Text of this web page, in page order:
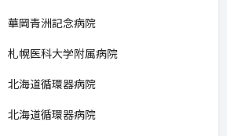
華岡青洲記念病院
札幌医科大学附属病院
北海道循環器病院
北海道循環器病院